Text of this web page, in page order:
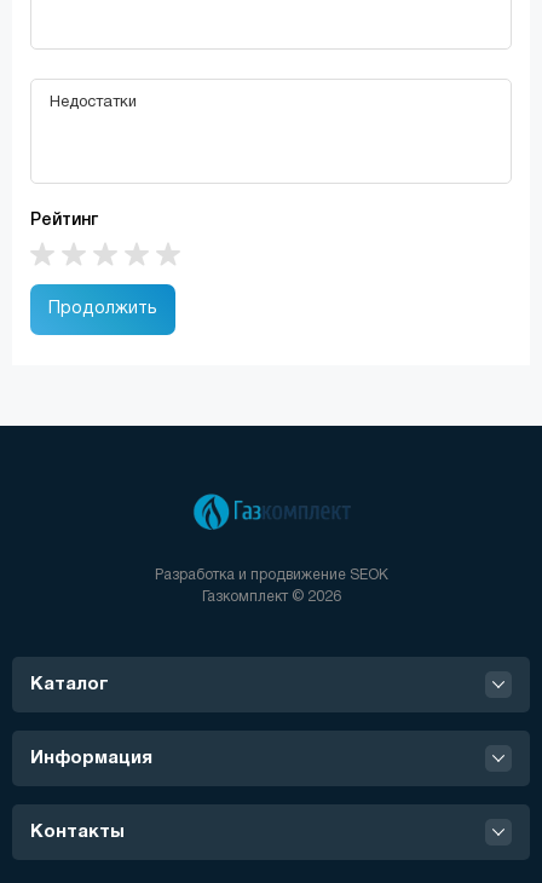
Рейтинг
Продолжить
Разработка и продвижение SEOK
Газкомплект © 2026
Каталог
Информация
Контакты